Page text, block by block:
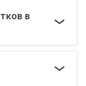
в